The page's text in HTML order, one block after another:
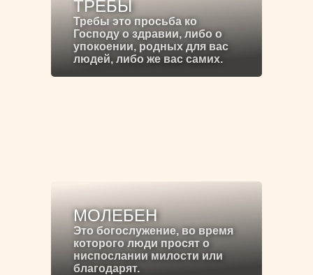
ТРЕБЫ
Требы это просьба ко
Господу о здравии, либо о
упокоении, родных для вас
людей, либо же вас самих.
МОЛЕБЕН
Это богослужение, во время
которого люди просят о
ниспослании милости или
благодарят.